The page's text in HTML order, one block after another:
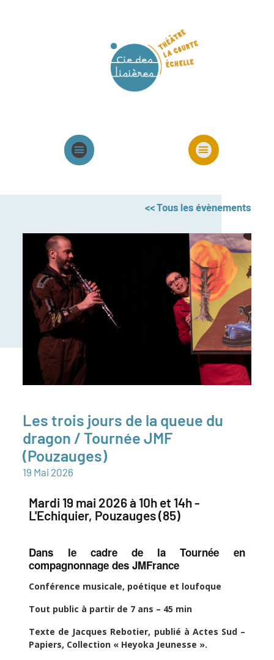
Spectacles cie
<< Tous les évènements
Les trois jours de la queue du
dragon / Tournée JMF
(Pouzauges)
19 Mai 2026
Mardi 19 mai 2026 à 10h et 14h -
L'Echiquier, Pouzauges (85)
Dans le cadre de la Tournée en
compagnonnage des JMFrance
Conférence musicale, poétique et loufoque
Tout public à partir de 7 ans – 45 min
Texte de Jacques Rebotier, publié à Actes Sud –
Papiers, Collection « Heyoka Jeunesse ».